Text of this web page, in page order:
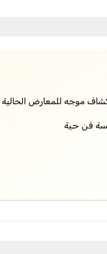
موجه للمعارض الحالية
فن حية